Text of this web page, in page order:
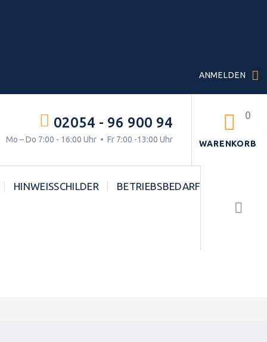
ANMELDEN
WARENKORB
0
02054 - 96 900 94
Mo – Do 7:00 - 16:00 Uhr • Fr 7:00 -13:00 Uhr
HINWEISSCHILDER BETRIEBSBEDARF